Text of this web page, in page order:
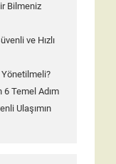
Bilmeniz
ve Hızlı
Yönetilmeli?
6 Temel Adım
Ulaşımın